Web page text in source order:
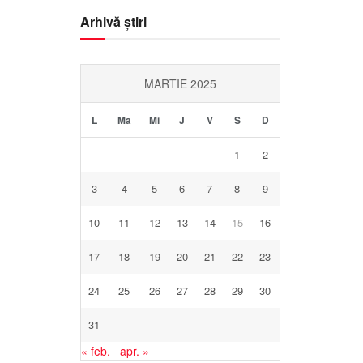
Arhivă știri
MARTIE 2025
L Ma Mi J V S D
1 2
3 4 5 6 7 8 9
10 11 12 13 14 15 16
17 18 19 20 21 22 23
24 25 26 27 28 29 30
31
« feb. apr. »